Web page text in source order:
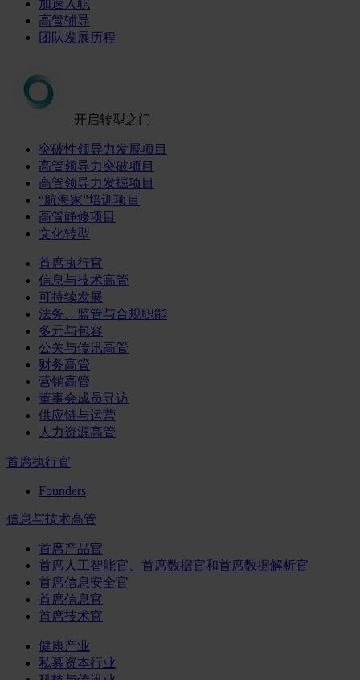
加速入职
高管辅导
团队发展历程
开启转型之门
突破性领导力发展项目
高管领导力突破项目
高管领导力发掘项目
“航海家”培训项目
高管静修项目
文化转型
首席执行官
信息与技术高管
可持续发展
法务、监管与合规职能
多元与包容
公关与传讯高管
财务高管
营销高管
董事会成员寻访
供应链与运营
人力资源高管
首席执行官
Founders
信息与技术高管
首席产品官
首席人工智能官、首席数据官和首席数据解析官
首席信息安全官
首席信息官
首席技术官
健康产业
私募资本行业